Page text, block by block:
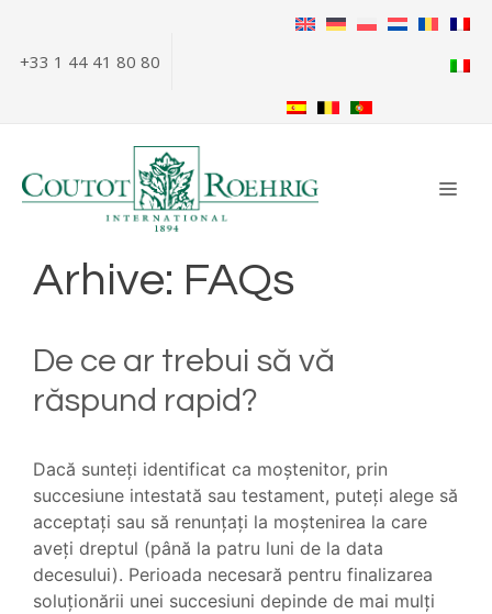
conținut
+33 1 44 41 80 80
Arhive: FAQs
De ce ar trebui să vă
răspund rapid?
Dacă sunteți identificat ca moștenitor, prin
succesiune intestată sau testament, puteți alege să
acceptați sau să renunțați la moștenirea la care
aveți dreptul (până la patru luni de la data
decesului). Perioada necesară pentru finalizarea
soluționării unei succesiuni depinde de mai mulți